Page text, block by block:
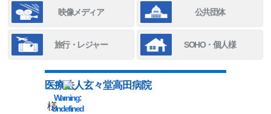
映像メディア 公共団体
旅行・レジャー SOHO・個人様
Warning:
Undefined
医療法人玄々堂高田病院
様